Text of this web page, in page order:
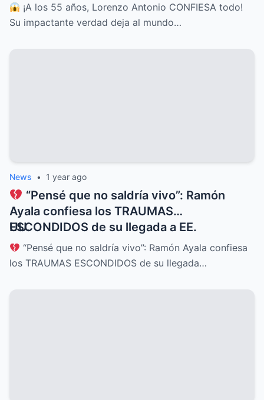
¡A los 55 años, Lorenzo Antonio CONFIESA todo!
Su impactante verdad deja al mundo…
News • 1 year ago
“Pensé que no saldría vivo”: Ramón
Ayala confiesa los TRAUMAS
ESCONDIDOS de su llegada a EE.
UU.
“Pensé que no saldría vivo”: Ramón Ayala confiesa
los TRAUMAS ESCONDIDOS de su llegada…